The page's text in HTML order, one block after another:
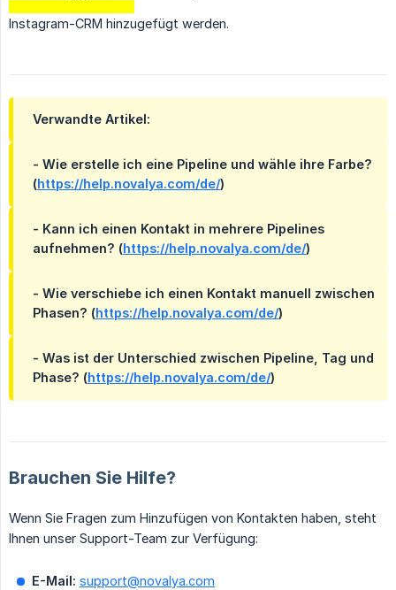
Instagram-CRM hinzugefügt werden.
Verwandte Artikel:
- Wie erstelle ich eine Pipeline und wähle ihre Farbe?
(https://help.novalya.com/de/)
- Kann ich einen Kontakt in mehrere Pipelines
aufnehmen? (https://help.novalya.com/de/)
- Wie verschiebe ich einen Kontakt manuell zwischen
Phasen? (https://help.novalya.com/de/)
- Was ist der Unterschied zwischen Pipeline, Tag und
Phase? (https://help.novalya.com/de/)
Brauchen Sie Hilfe?
Wenn Sie Fragen zum Hinzufügen von Kontakten haben, steht
Ihnen unser Support-Team zur Verfügung:
E-Mail: support@novalya.com